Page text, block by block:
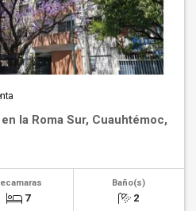
la Roma Sur, Cuauhtémoc,
7
Baño(s)
2